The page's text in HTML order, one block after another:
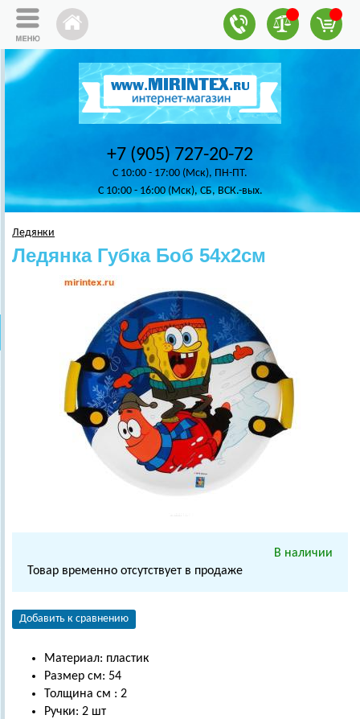
+7 (905) 727-20-72
C 10:00 - 17:00 (Мск), ПН-ПТ.
C 10:00 - 16:00 (Мск), СБ, ВСК.-вых.
Ледянки
Ледянка Губка Боб 54х2см
В наличии
Товар временно отсутствует в продаже
Добавить к сравнению
Материал: пластик
Размер см: 54
Толщина см : 2
Ручки: 2 шт